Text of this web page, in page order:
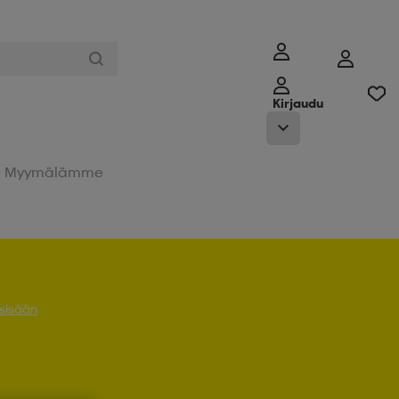
Kirjaudu
Myymälämme